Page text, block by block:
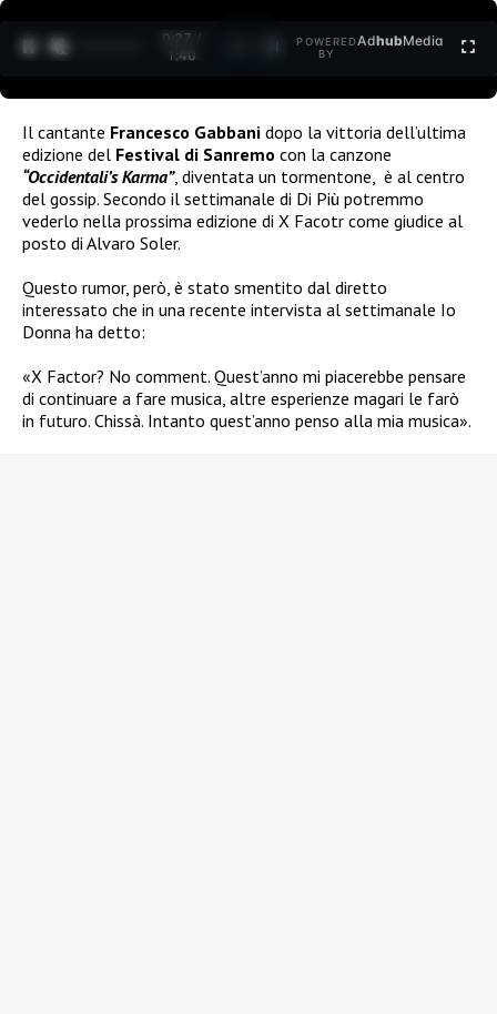
0:27 /
1:40
POWERED
BY
AdhubMedia
Il cantante Francesco Gabbani dopo la vittoria dell’ultima
edizione del Festival di Sanremo con la canzone
“Occidentali’s Karma”, diventata un tormentone, è al centro
del gossip. Secondo il settimanale di Di Più potremmo
vederlo nella prossima edizione di X Facotr come giudice al
posto di Alvaro Soler.
Questo rumor, però, è stato smentito dal diretto
interessato che in una recente intervista al settimanale Io
Donna ha detto:
«X Factor? No comment. Quest’anno mi piacerebbe pensare
di continuare a fare musica, altre esperienze magari le farò
in futuro. Chissà. Intanto quest’anno penso alla mia musica».